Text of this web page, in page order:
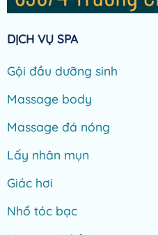
DỊCH VỤ SPA
Gội đầu dưỡng sinh
Massage body
Massage đá nóng
Lấy nhân mụn
Giác hơi
Nhổ tóc bạc